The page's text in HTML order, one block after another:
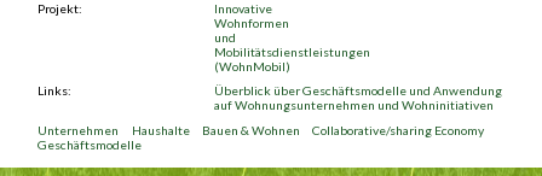
Projekt:
Innovative
Wohnformen
und
Mobilitätsdienstleistungen
(WohnMobil)
Links:
Überblick über Geschäftsmodelle und Anwendung
auf Wohnungsunternehmen und Wohninitiativen
Unternehmen
Haushalte Bauen & Wohnen
Collaborative/sharing Economy
Geschäftsmodelle